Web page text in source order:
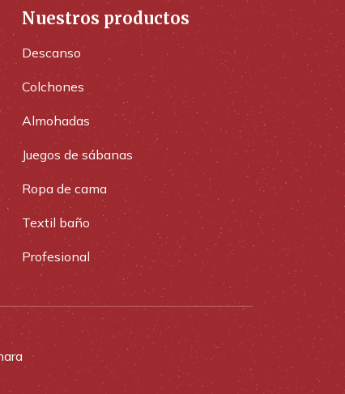
Nuestros productos
Descanso
Colchones
Almohadas
Juegos de sábanas
Ropa de cama
Textil baño
Profesional